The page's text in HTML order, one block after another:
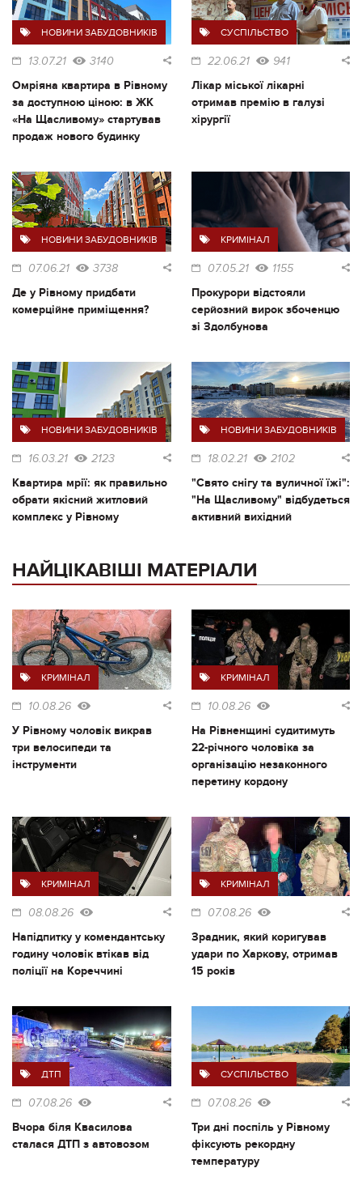
НОВИНИ ЗАБУДОВНИКІВ
13.07.21 3140
Омріяна квартира в Рівному
за доступною ціною: в ЖК
«На Щасливому» стартував
продаж нового будинку
СУСПІЛЬСТВО
22.06.21 941
Лікар міської лікарні
отримав премію в галузі
хірургії
НОВИНИ ЗАБУДОВНИКІВ
07.06.21 3738
Де у Рівному придбати
комерційне приміщення?
КРИМІНАЛ
07.05.21 1155
Прокурори відстояли
серйозний вирок збоченцю
зі Здолбунова
НОВИНИ ЗАБУДОВНИКІВ
16.03.21 2123
Квартира мрії: як правильно
обрати якісний житловий
комплекс у Рівному
НОВИНИ ЗАБУДОВНИКІВ
18.02.21 2102
"Свято снігу та вуличної їжі":
"На Щасливому" відбудеться
активний вихідний
НАЙЦІКАВІШІ МАТЕРІАЛИ
КРИМІНАЛ
10.08.26
У Рівному чоловік викрав
три велосипеди та
інструменти
КРИМІНАЛ
10.08.26
На Рівненщині судитимуть
22-річного чоловіка за
організацію незаконного
перетину кордону
КРИМІНАЛ
08.08.26
Напідпитку у комендантську
годину чоловік втікав від
поліції на Кореччині
КРИМІНАЛ
07.08.26
Зрадник, який коригував
удари по Харкову, отримав
15 років
ДТП
07.08.26
Вчора біля Квасилова
сталася ДТП з автовозом
СУСПІЛЬСТВО
07.08.26
Три дні поспіль у Рівному
фіксують рекордну
температуру